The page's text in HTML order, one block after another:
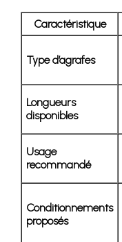
Caractéristique
Type d’agrafes
Longueurs
disponibles
Usage
recommandé
Conditionnements
proposés